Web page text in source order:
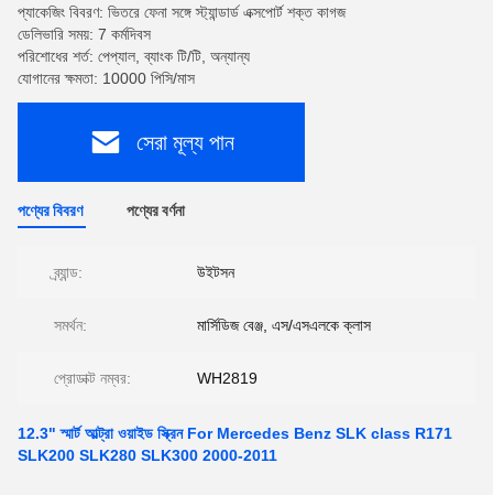
প্যাকেজিং বিবরণ: ভিতরে ফেনা সঙ্গে স্ট্যান্ডার্ড এক্সপোর্ট শক্ত কাগজ
ডেলিভারি সময়: 7 কর্মদিবস
পরিশোধের শর্ত: পেপ্যাল, ব্যাংক টি/টি, অন্যান্য
যোগানের ক্ষমতা: 10000 পিসি/মাস
সেরা মূল্য পান
পণ্যের বিবরণ পণ্যের বর্ণনা
ব্র্যান্ড: উইটসন
সমর্থন: মার্সিডিজ বেঞ্জ, এস/এসএলকে ক্লাস
প্রোডাক্ট নম্বর: WH2819
12.3" স্মার্ট আল্ট্রা ওয়াইড স্ক্রিন For Mercedes Benz SLK class R171
SLK200 SLK280 SLK300 2000-2011